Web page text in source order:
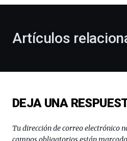
celebración
novena
Bilbo
(BZP),
Artículos
DEJA UNA
Tu dirección de correo electrónico